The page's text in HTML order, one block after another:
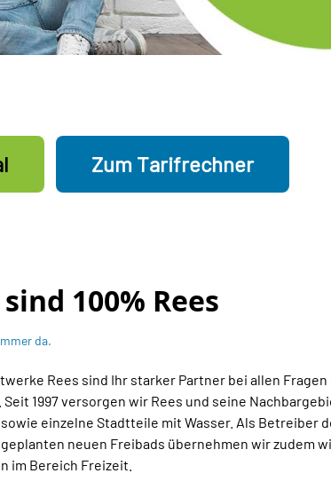
Zum Tarifrechner
100% Rees
da.
Rees sind Ihr starker Partner bei allen Fragen
Seit 1997 versorgen wir Rees und seine
sowie einzelne Stadtteile mit Wasser. Als Betreiber
neuen Freibads übernehmen wir zudem
im Bereich Freizeit.